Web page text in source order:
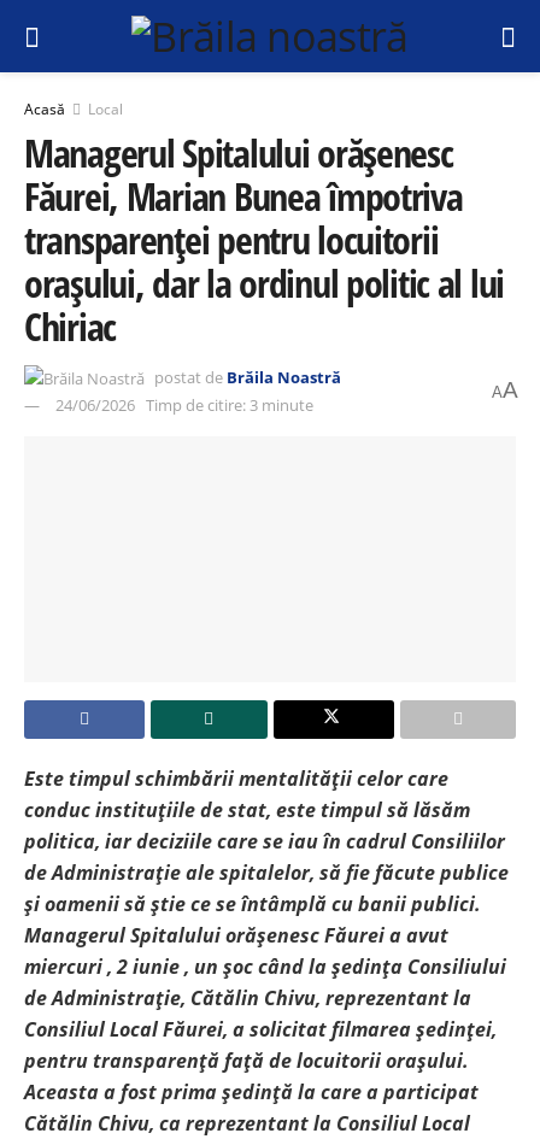
Acasă Local
Managerul Spitalului orășenesc
Făurei, Marian Bunea împotriva
transparenței pentru locuitorii
orașului, dar la ordinul politic al lui
Chiriac
postat de Brăila Noastră
24/06/2026 Timp de citire: 3 minute
AA
Este timpul schimbării mentalității celor care
conduc instituțiile de stat, este timpul să lăsăm
politica, iar deciziile care se iau în cadrul Consiliilor
de Administrație ale spitalelor, să fie făcute publice
șioamenii să știe ce se întâmplă cu banii publici.
Managerul Spitalului orășenesc Făurei a avut
miercuri , 2 iunie , un șoc când la ședința Consiliului
de Administrație, Cătălin Chivu, reprezentant la
Consiliul Local Făurei, a solicitat filmarea ședinței,
pentru transparență față de locuitorii orașului.
Aceasta a fost prima ședință la care a participat
Cătălin Chivu, ca reprezentant la Consiliul Local